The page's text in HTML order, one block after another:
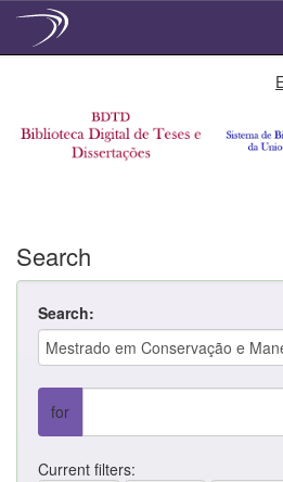
Search
Search:
for
Current filters: